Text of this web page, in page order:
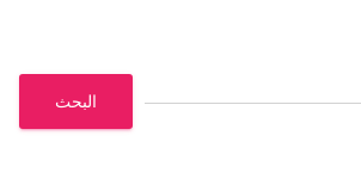
البحث